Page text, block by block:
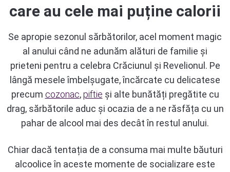
care au cele mai puține calorii
Se apropie sezonul sărbătorilor, acel moment magic
al anului când ne adunăm alături de familie și
prieteni pentru a celebra Crăciunul și Revelionul. Pe
lângă mesele îmbelșugate, încărcate cu delicatese
precum cozonac,piftie și alte bunătăți pregătite cu
drag, sărbătorile aduc și ocazia de a ne răsfăța cu un
pahar de alcool mai des decât în restul anului.
Chiar dacă tentația de a consuma mai multe băuturi
alcoolice în aceste momente de socializare este